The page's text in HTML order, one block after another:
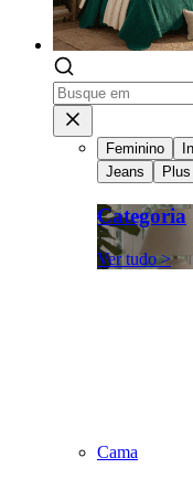
Feminino
Jeans
Categoria
Ver tudo >
Cama